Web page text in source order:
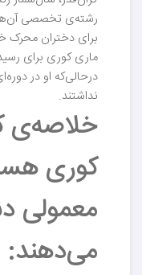
رشته‌ی تخصصی آن‌ها
برای دختران محرک
ماری کوری برای
درحالی‌که او در
نداشتند.
خلاصه‌ی
کوری
معمولی
می‌دهند: